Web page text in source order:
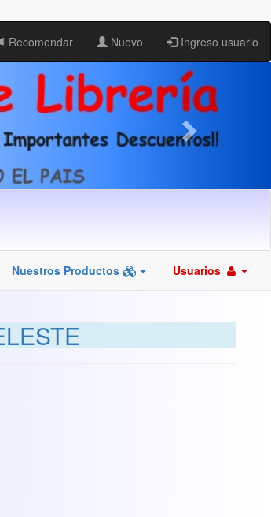
Recomendar Nuevo Ingreso usuario
Nuestros Productos Usuarios